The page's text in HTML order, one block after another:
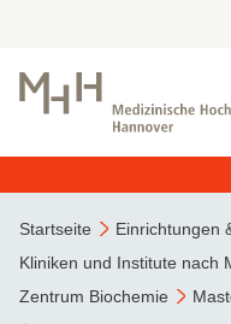
Startseite
Einrichtungen
Kliniken und Institute nach
Zentrum Biochemie